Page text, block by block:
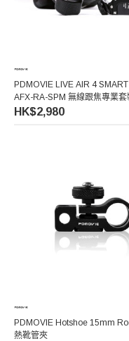
PDMOVIE LIVE AIR 4
AFX-RA-SPM 無線跟焦專業套
HK$2,980
PDMOVIE Hotshoe 15mm
熱靴管夾